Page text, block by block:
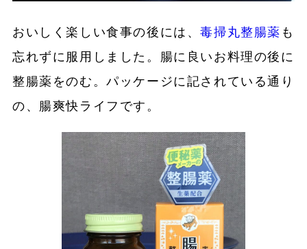
おいしく楽しい食事の後には、毒掃丸整腸薬 も
忘れずに服用しました。腸に良いお料理の後に
整腸薬をのむ。パッケージに記されている通り
の、腸爽快ライフです。